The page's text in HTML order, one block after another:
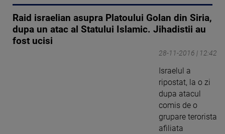
Raid israelian asupra Platoului Golan din Siria,
dupa un atac al Statului Islamic. Jihadistii au
fost ucisi
28-11-2016 | 12:42
Israelul a
ripostat, la o zi
dupa atacul
comis de o
grupare terorista
afiliata